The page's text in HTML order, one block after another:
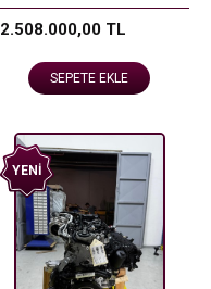
2.508.000,00 TL
SEPETE EKLE
YENI